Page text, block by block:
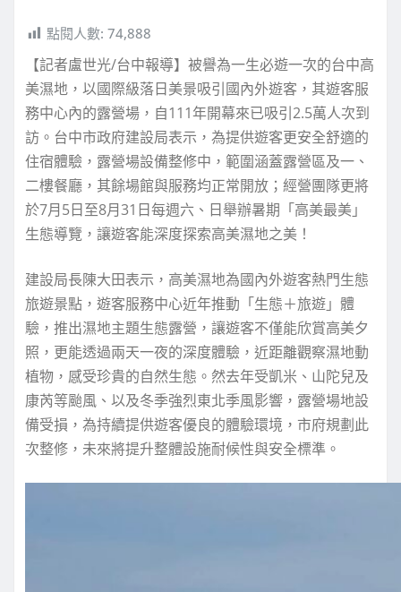
點閱人數: 74,888
【記者盧世光/台中報導】被譽為一生必遊一次的台中高
美濕地，以國際級落日美景吸引國內外遊客，其遊客服
務中心內的露營場，自111年開幕來已吸引2.5萬人次到
訪。台中市政府建設局表示，為提供遊客更安全舒適的
住宿體驗，露營場設備整修中，範圍涵蓋露營區及一、
二樓餐廳，其餘場館與服務均正常開放；經營團隊更將
於7月5日至8月31日每週六、日舉辦暑期「高美最美」
生態導覽，讓遊客能深度探索高美濕地之美！
建設局長陳大田表示，高美濕地為國內外遊客熱門生態
旅遊景點，遊客服務中心近年推動「生態＋旅遊」體
驗，推出濕地主題生態露營，讓遊客不僅能欣賞高美夕
照，更能透過兩天一夜的深度體驗，近距離觀察濕地動
植物，感受珍貴的自然生態。然去年受凱米、山陀兒及
康芮等颱風、以及冬季強烈東北季風影響，露營場地設
備受損，為持續提供遊客優良的體驗環境，市府規劃此
次整修，未來將提升整體設施耐候性與安全標準。